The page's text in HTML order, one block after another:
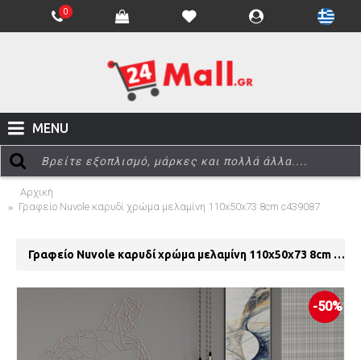
0
MENU
Αρχική
Γραφείo Nuvole καρυδί χρώμα μελαμίνη 110x50x73 8cm c439087
Γραφείo Nuvole καρυδί χρώμα μελαμίνη 110x50x73 8cm c439087
-50%